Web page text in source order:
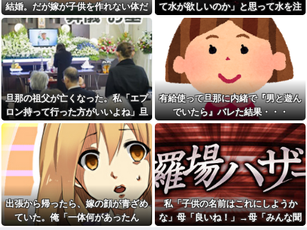
ターと性行為してた
飲み屋にて。男「カクテルな
んて女の飲み物でしょｗ」マス
ター「その子、かなり飲める
よ？」→強気だった男の態度が
一変して…
姑「子供いないんだから月2万
くらい出せるでしょ」私「え？
将来のために貯めているんです
が…」→義実家の要求に呆れ
て…
【うわぁ】 都営団地住み、年
収10万円上げると「大変なこ
と」になるｗｗｗｗｗｗｗ
【復讐】 ある職業の人材を育
成する高校に通ってたんだが、
体力ないヤツはイジメられて全
寮制だから逃げ出すこともでき
なかった→あるイジっ子が自...
AIさん、ドラクエ6を理想的に
アニメ化してしまう
【画像】赤ちゃんを遺棄して
逮捕の女さん(23)、公表された美
人すぎるご尊顔がこちら⇒ｗｗ
ｗｗｗｗｗｗｗｗ
「お前は自分に甘い」と家族
に責められ育った私…３０歳の
時、真夏に重度の熱中症で救急
搬送された結果→会社の人たち
から叩きつけられた「衝撃の事
実」に絶句
味噌汁にアレを入れてしまう
嫁(メシマズ)にブチギレた俺。
……帰ったら離婚届がありまし
た
休日に甥っ子をアポなし託児
を押し付けてきた兄嫁！「テレ
ビでも見せといてw」と言うので
『Gガンダム』を一気見させた結
果……甥っ子が重度の中二病を
発症して家で大暴れｗｗ
「今思えばなんであんなに夢
中になったんやろ…」と思うコ
結婚。だが嫁が子供を作れない体だ
と知ったので離婚へ。
て水が欲しいのか」と思って水を注
いだ。ヘビは夢中で飲んで姿を消
し…
旦那の祖父が亡くなった。私「エプ
ロン持って行った方がいいよね」旦
那「余計な出費すんな。そんなもん
買うなら今後一切金を出さねぇぞ」
私「えっ…」
有給使って旦那に内緒で『男と遊ん
でいたら』バレた結果・・・
出張から帰ったら、嫁の顔が青ざめ
ていた。俺「一体何があったん
私「子供の名前はこれにしようか
な」母「良いね！」→母「みんな聞